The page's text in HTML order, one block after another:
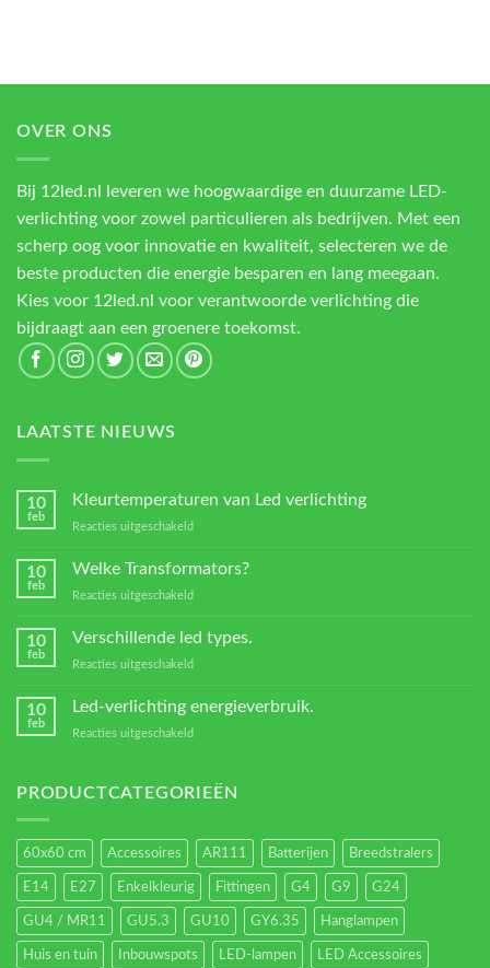
OVER ONS
Bij 12led.nl leveren we hoogwaardige en duurzame LED-
verlichting voor zowel particulieren als bedrijven. Met een
scherp oog voor innovatie en kwaliteit, selecteren we de
beste producten die energie besparen en lang meegaan.
Kies voor 12led.nl voor verantwoorde verlichting die
bijdraagt aan een groenere toekomst.
LAATSTE NIEUWS
10
feb
Kleurtemperaturen van Led verlichting
Reacties uitgeschakeld
verlichting
10
feb
Welke Transformators?
Reacties uitgeschakeld
Transformators?
10
feb
Verschillende led types.
Reacties uitgeschakeld
10
feb
Led-verlichting energieverbruik.
Reacties uitgeschakeld
energieverbruik.
PRODUCTCATEGORIEËN
60x60 cm Accessoires AR111 Batterijen Breedstralers
E14 E27 Enkelkleurig Fittingen G4 G9 G24
GU4 / MR11 GU5.3 GU10 GY6.35 Hanglampen
Huis en tuin Inbouwspots LED-lampen LED Accessoires